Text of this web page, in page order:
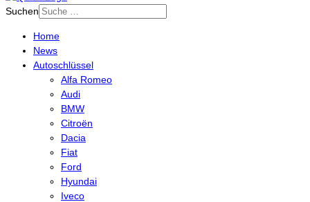
Suchen
Home
News
Autoschlüssel
Alfa Romeo
Audi
BMW
Citroën
Dacia
Fiat
Ford
Hyundai
Iveco